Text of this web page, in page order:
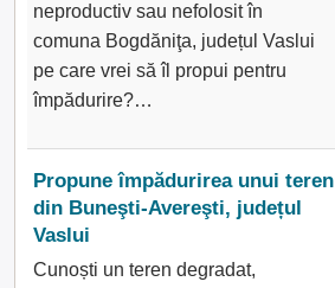
neproductiv sau nefolosit în
comuna Bogdăniţa, județul Vaslui
pe care vrei să îl propui pentru
împădurire?…
Propune împădurirea unui teren
din Buneşti-Avereşti, județul
Vaslui
Cunoști un teren degradat,